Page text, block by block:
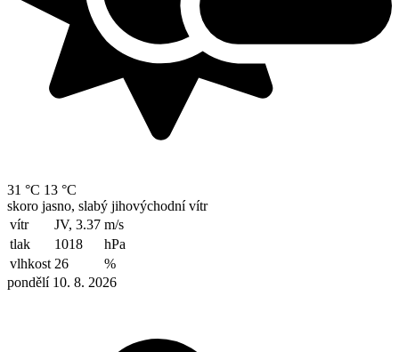
31 °C 13 °C
skoro jasno, slabý jihovýchodní vítr
vítr
JV, 3.37 m/s
tlak
1018
hPa
vlhkost 26
%
pondělí 10. 8. 2026